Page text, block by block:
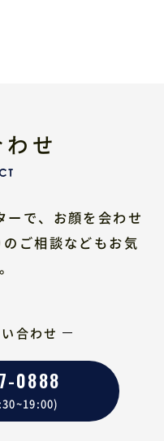
せ
ーで、お顔を会わせ
ご相談などもお気
合わせ
0888